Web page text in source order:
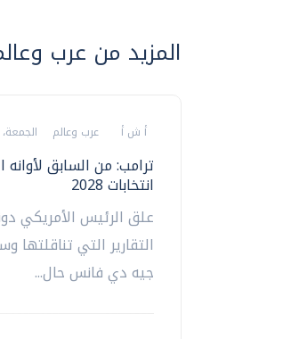
المزيد من عرب
أ ش أ عرب وعالم الجمعة، 07 اغسطس 2026 01:19 ص
ترامب: من السابق
انتخابات 2028
علق الرئيس الأمريكي
التقارير التي تناقلتها
جيه دي فانس حال...